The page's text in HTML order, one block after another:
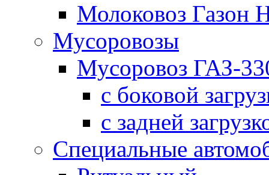
Молоковоз Газон
Мусоровозы
Мусоровоз ГАЗ-
с боковой
с задней
Специальные